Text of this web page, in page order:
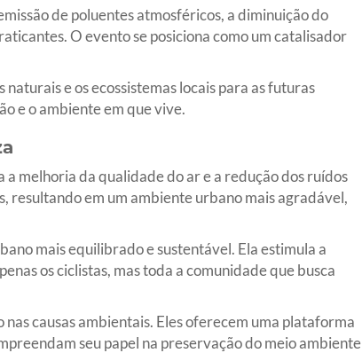
de poluentes atmosféricos, a diminuição do
O evento se posiciona como um catalisador
e os ecossistemas locais para as futuras
e o ambiente em que vive.
melhoria da qualidade do ar e a redução dos ruídos
resultando em um ambiente urbano mais agradável,
mais equilibrado e sustentável. Ela estimula a
os ciclistas, mas toda a comunidade que busca
causas ambientais. Eles oferecem uma plataforma
seu papel na preservação do meio ambiente